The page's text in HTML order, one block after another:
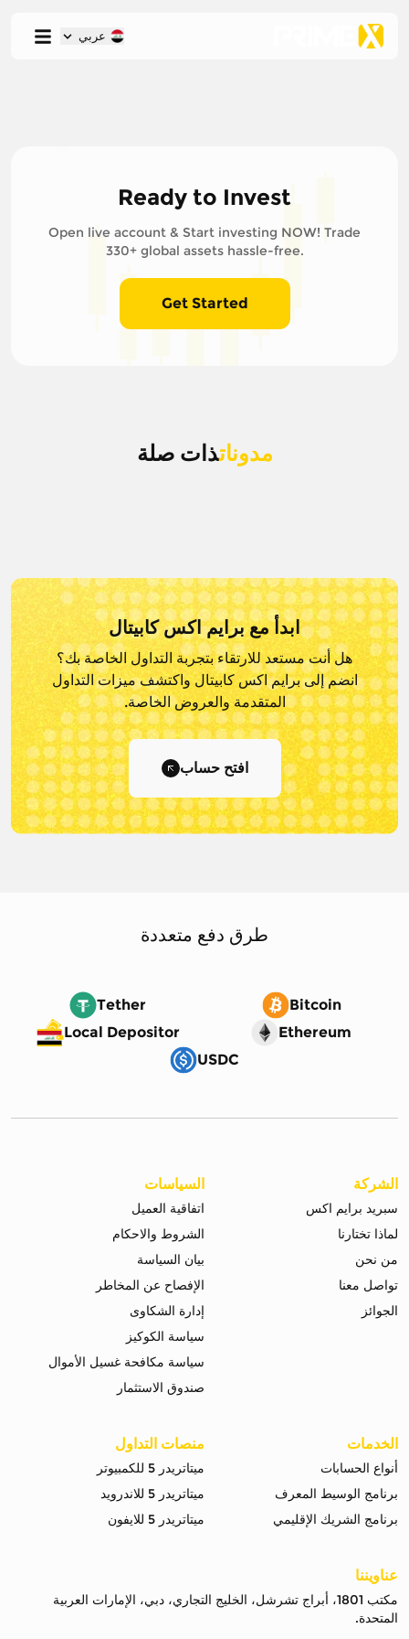
عربي
Ready to Invest
Open live account & Start investing NOW! Trade
330+ global assets hassle-free.
Get Started
مدوناتذات صلة
ابدأ مع برايم اكس كابيتال
هل أنت مستعد للارتقاء بتجربة التداول الخاصة بك؟
انضم إلى برايم اكس كابيتال واكتشف ميزات التداول
المتقدمة والعروض الخاصة.
افتح حساب
طرق دفع متعددة
Tether
Bitcoin
Local Depositor
Ethereum
USDC
الشركة
سبريد برايم اكس
لماذا تختارنا
من نحن
تواصل معنا
الجوائز
السياسات
اتفاقية العميل
الشروط والاحكام
بيان السياسة
الإفصاح عن المخاطر
إدارة الشكاوى
سياسة الكوكيز
سياسة مكافحة غسيل الأموال
صندوق الاستثمار
الخدمات
أنواع الحسابات
برنامج الوسيط المعرف
برنامج الشريك الإقليمي
منصات التداول
ميتاتريدر 5 للكمبيوتر
ميتاتريدر 5 للاندرويد
ميتاتريدر 5 للايفون
عناويننا
مكتب 1801، أبراج تشرشل، الخليج التجاري، دبي، الإمارات العربية
المتحدة.